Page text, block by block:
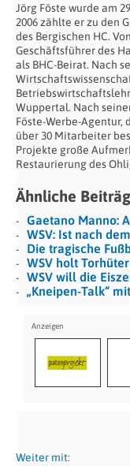
Jörg Föste wurde am
2006 zählte er zu den
des Bergischen HC.
Geschäftsführer des
als BHC-Beirat. Nach
Wuppertal. Nach
Föste-Werbe-Agentur,
über 30 Mitarbeiter
Projekte große
Restaurierung des
Ähnliche
Gaetano Manno:
WSV: Ist nach
Die tragische
WSV holt
WSV will die
„Kneipen-Talk“
Weiter mit: